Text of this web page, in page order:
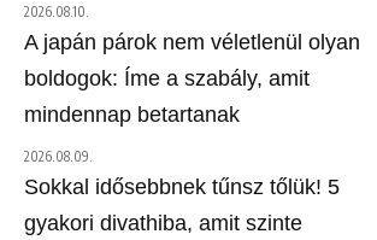
2026.08.10.
A japán párok nem véletlenül olyan
boldogok: Íme a szabály, amit
mindennap betartanak
2026.08.09.
Sokkal idősebbnek tűnsz tőlük! 5
gyakori divathiba, amit szinte